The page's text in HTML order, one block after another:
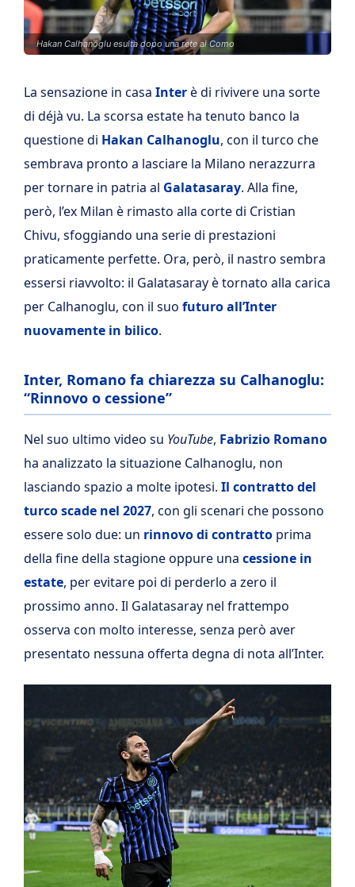
Hakan Calhanoglu esulta dopo una rete al Como
La sensazione in casa Interè di rivivere una sorte
di déjà vu. La scorsa estate ha tenuto banco la
questione di Hakan Calhanoglu, con il turco che
sembrava pronto a lasciare la Milano nerazzurra
per tornare in patria al Galatasaray. Alla fine,
però, l’ex Milan è rimasto alla corte di Cristian
Chivu, sfoggiando una serie di prestazioni
praticamente perfette. Ora, però, il nastro sembra
essersi riavvolto: il Galatasaray è tornato alla carica
per Calhanoglu, con il suo futuro all’Inter
nuovamente in bilico.
Inter, Romano fa chiarezza su Calhanoglu:
“Rinnovo o cessione”
Nel suo ultimo video su YouTube, Fabrizio Romano
ha analizzato la situazione Calhanoglu, non
lasciando spazio a molte ipotesi. Il contratto del
turco scade nel 2027, con gli scenari che possono
essere solo due: un rinnovo di contratto prima
della fine della stagione oppure una cessione in
estate, per evitare poi di perderlo a zero il
prossimo anno. Il Galatasaray nel frattempo
osserva con molto interesse, senza però aver
presentato nessuna offerta degna di nota all’Inter.